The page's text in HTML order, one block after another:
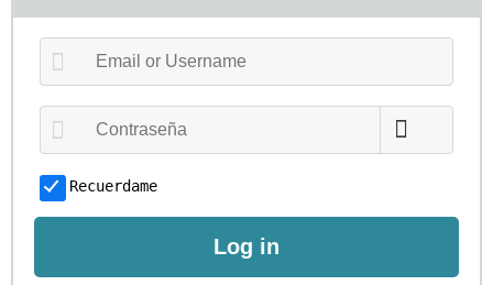
Recuerdame
Log in